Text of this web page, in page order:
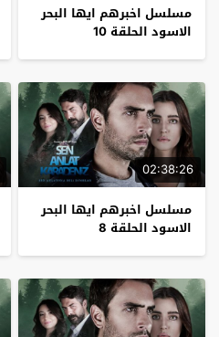
مسلسل اخبرهم ايها البحر
الاسود الحلقة 10
02:38:26
مسلسل اخبرهم ايها البحر
الاسود الحلقة 8